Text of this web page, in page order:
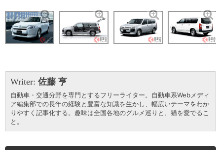
Writer: 佐藤 亨
自動車・交通分野を専門とするフリーライター。自動車系Webメディ
ア編集部での長年の経験と豊富な知識を生かし、幅広いテーマをわか
りやすく記事化する。趣味は全国各地のグルメ巡りと、猫を愛でるこ
と。